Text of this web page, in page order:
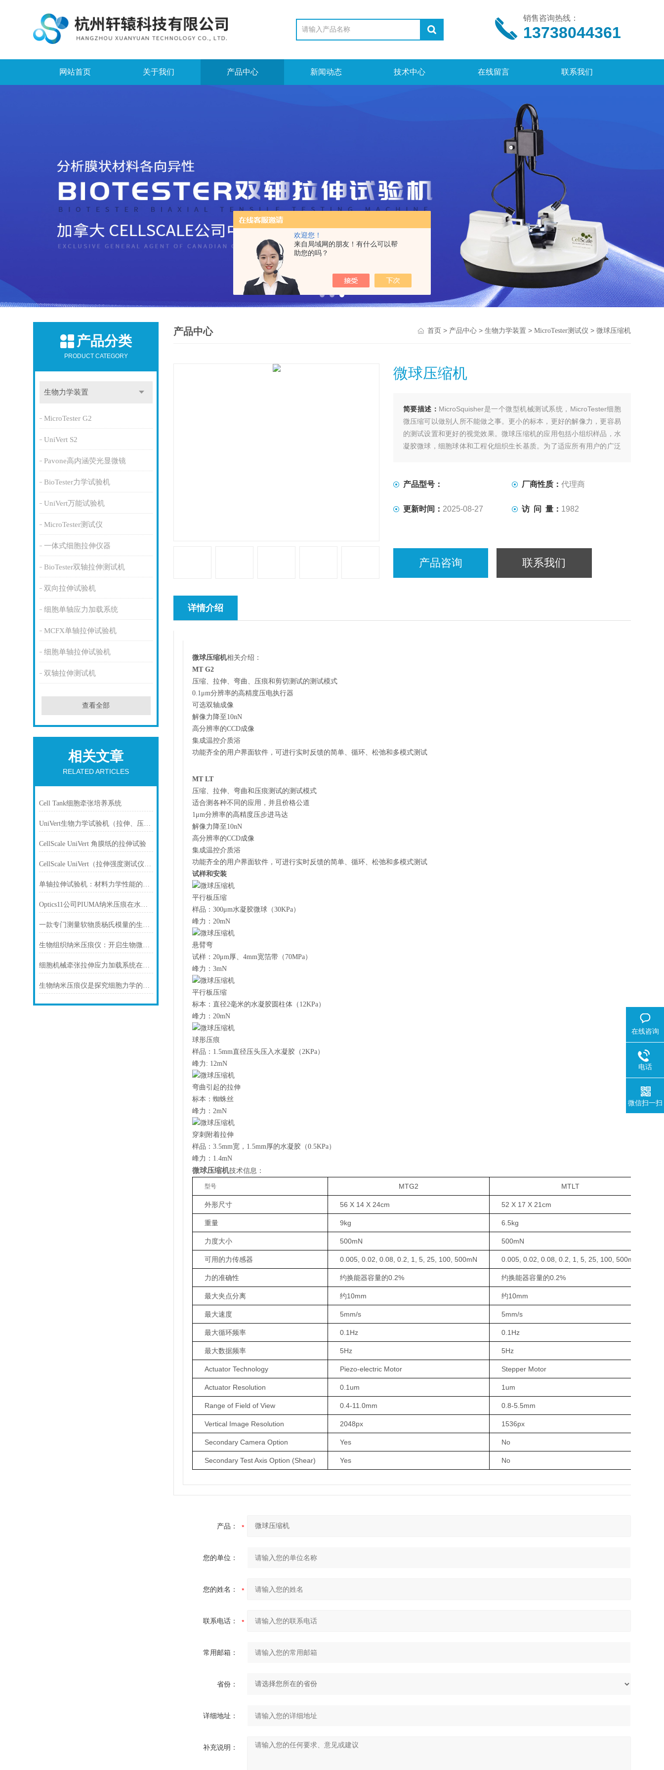
欢迎您！
来自局域网的朋友！有什么可以帮
助您的吗？
销售咨询热线：
13738044361
网站首页 关于我们 产品中心 新闻动态 技术中心 在线留言 联系我们
产品分类
PRODUCT CATEGORY
生物力学装置
MicroTester G2
UniVert S2
Pavone高内涵荧光显微镜
BioTester力学试验机
UniVert万能试验机
MicroTester测试仪
一体式细胞拉伸仪器
BioTester双轴拉伸测试机
双向拉伸试验机
细胞单轴应力加载系统
MCFX单轴拉伸试验机
细胞单轴拉伸试验机
双轴拉伸测试机
查看全部
相关文章
RELATED ARTICLES
Cell Tank细胞牵张培养系统
UniVert生物力学试验机（拉伸、压缩、弯曲、剪切）
CellScale UniVert 角膜纸的拉伸试验
CellScale UniVert（拉伸强度测试仪）的论文介绍-水凝胶万能试验机
单轴拉伸试验机：材料力学性能的探秘者
Optics11公司PIUMA纳米压痕在水凝胶中的应用
一款专门测量软物质杨氏模量的生物纳米压痕仪
生物组织纳米压痕仪：开启生物微观力学研究新征程
细胞机械牵张拉伸应力加载系统在心血管细胞中的应用
生物纳米压痕仪是探究细胞力学的神器
产品中心 首页> 产品中心> 生物力学装置 > MicroTester测试仪 > 微球压缩机
微球压缩机
简要描述： MicroSquisher是一个微型机械测试系统，MicroTester细胞
微压缩可以做别人所不能做之事。更小的标本，更好的解像力，更容易
的测试设置和更好的视觉效果。微球压缩机的应用包括小组织样品，水
凝胶微球，细胞球体和工程化组织生长基质。为了适应所有用户的广泛
产品型号： 厂商性质：代理商
更新时间： 2025-08-27 访 问 量： 1982
产品咨询 联系我们
详情介绍
微球压缩机相关介绍：
MT G2
压缩、拉伸、弯曲、压痕和剪切测试的测试模式
0.1μm分辨率的高精度压电执行器
可选双轴成像
解像力降至10nN
高分辨率的CCD成像
集成温控介质浴
功能齐全的用户界面软件，可进行实时反馈的简单、循环、松弛和多模式测试
MT LT
压缩、拉伸、弯曲和压痕测试的测试模式
适合测各种不同的应用，并且价格公道
1μm分辨率的高精度压步进马达
解像力降至10nN
高分辨率的CCD成像
集成温控介质浴
功能齐全的用户界面软件，可进行实时反馈的简单、循环、松弛和多模式测试
试样和安装
平行板压缩
样品：300μm水凝胶微球（30KPa）
峰力：20mN
悬臂弯
试样：20μm厚、4mm宽箔带（70MPa）
峰力：3mN
平行板压缩
标本：直径2毫米的水凝胶圆柱体（12KPa）
峰力：20mN
球形压痕
样品：1.5mm直径压头压入水凝胶（2KPa）
峰力: 12mN
弯曲引起的拉伸
标本：蜘蛛丝
峰力：2mN
穿刺附着拉伸
样品：3.5mm宽，1.5mm厚的水凝胶（0.5KPa）
峰力：1.4mN
微球压缩机技术信息：
型号 MTG2 MTLT
外形尺寸 56 X 14 X 24cm 52 X 17 X 21cm
重量 9kg 6.5kg
力度大小 500mN 500mN
可用的力传感器 0.005, 0.02, 0.08, 0.2, 1, 5, 25, 100, 500mN 0.005, 0.02, 0.08, 0.2, 1, 5, 25, 100, 500mN
力的准确性 约换能器容量的0.2% 约换能器容量的0.2%
最大夹点分离 约10mm 约10mm
最大速度 5mm/s 5mm/s
最大循环频率 0.1Hz 0.1Hz
最大数据频率 5Hz 5Hz
Actuator Technology Piezo-electric Motor Stepper Motor
Actuator Resolution 0.1um 1um
Range of Field of View 0.4-11.0mm 0.8-5.5mm
Vertical Image Resolution 2048px 1536px
Secondary Camera Option Yes No
Secondary Test Axis Option (Shear) Yes No
产品：
您的单位：
您的姓名：
联系电话：
常用邮箱：
省份：
详细地址：
补充说明：
在线咨询
电话
微信扫一扫